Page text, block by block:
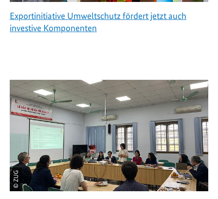
Exportinitiative Umweltschutz fördert jetzt auch
investive Komponenten
© ZUG